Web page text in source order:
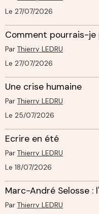
Le 27/07/2026
Comment pourrais-
Par Thierry LEDRU
Le 27/07/2026
Une crise humaine
Par Thierry LEDRU
Le 25/07/2026
Ecrire en été
Par Thierry LEDRU
Le 18/07/2026
Marc-André Selosse :
Par Thierry LEDRU